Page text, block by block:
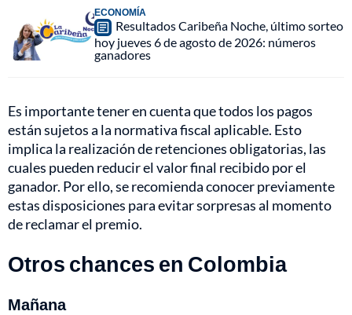
ECONOMÍA
Resultados Caribeña Noche, último sorteo
hoy jueves 6 de agosto de 2026: números
ganadores
Es importante tener en cuenta que todos los pagos
están sujetos a la normativa fiscal aplicable. Esto
implica la realización de retenciones obligatorias, las
cuales pueden reducir el valor final recibido por el
ganador. Por ello, se recomienda conocer previamente
estas disposiciones para evitar sorpresas al momento
de reclamar el premio.
Otros chances en Colombia
Mañana